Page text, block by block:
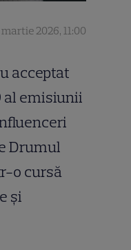
2026, 11:00
acceptat
al emisiunii
Drumul
o cursă
și